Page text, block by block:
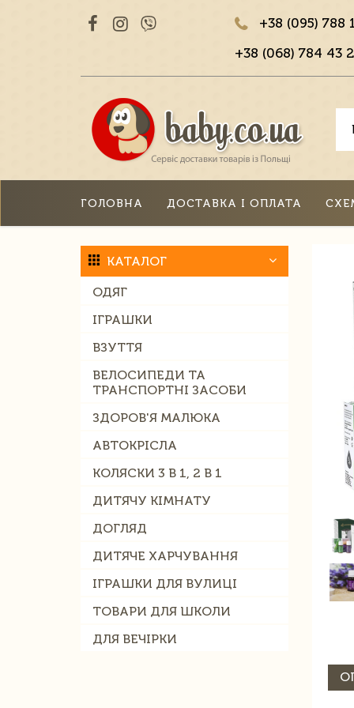
+38 (095) 788
+38 (068) 784 43
ГОЛОВНА ДОСТАВКА І ОПЛАТА
КАТАЛОГ
ОДЯГ
ІГРАШКИ
ВЗУТТЯ
ВЕЛОСИПЕДИ ТА
ТРАНСПОРТНІ ЗАСОБИ
ЗДОРОВ'Я МАЛЮКА
АВТОКРІСЛА
КОЛЯСКИ 3 В 1, 2 В 1
ДИТЯЧУ КІМНАТУ
ДОГЛЯД
ДИТЯЧЕ ХАРЧУВАННЯ
ІГРАШКИ ДЛЯ ВУЛИЦІ
ТОВАРИ ДЛЯ ШКОЛИ
ДЛЯ ВЕЧІРКИ